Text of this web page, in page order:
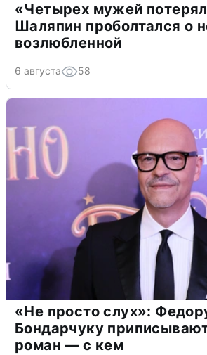
«Четырех мужей
Шаляпин проболтался о
возлюбленной
6 августа 58
«Не просто слух»:
Бондарчуку
роман — с кем